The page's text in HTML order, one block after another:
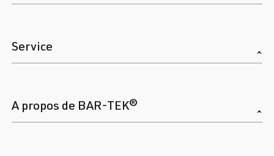
Service
A propos de BAR-TEK®